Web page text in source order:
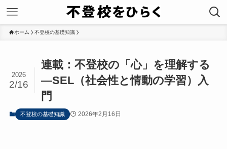
ホーム 不登校の基礎知識
連載：不登校の「心」を理解する
―SEL（社会性と情動の学習）入
門
2026
2/16
不登校の基礎知識 2026年2月16日